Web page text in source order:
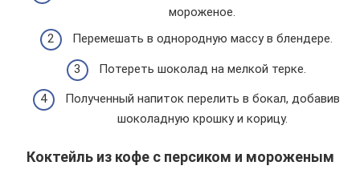
мороженое.
Перемешать в однородную массу в блендере.
Потереть шоколад на мелкой терке.
Полученный напиток перелить в бокал, добавив
шоколадную крошку и корицу.
Коктейль из кофе с персиком и мороженым